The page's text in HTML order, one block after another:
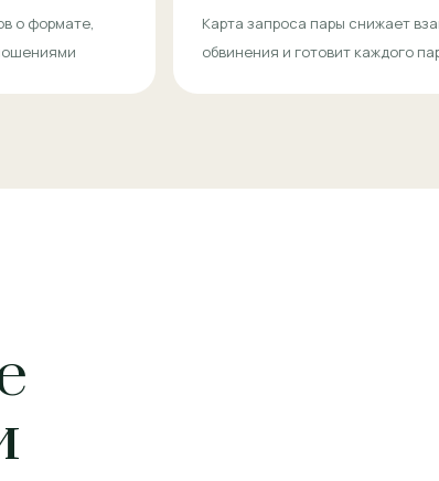
о формате,
Карта запроса пары снижает
обвинения и готовит каждого